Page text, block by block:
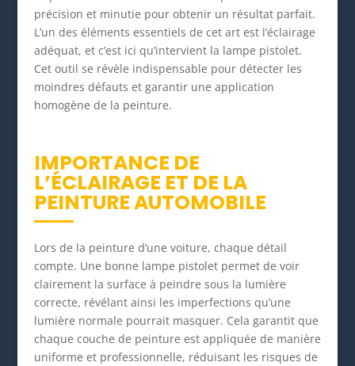
précision et minutie pour obtenir un résultat parfait.
L’un des éléments essentiels de cet art est l’éclairage
adéquat, et c’est ici qu’intervient la lampe pistolet.
Cet outil se révèle indispensable pour détecter les
moindres défauts et garantir une application
homogène de la peinture.
IMPORTANCE DE
L’ÉCLAIRAGE ET DE LA
PEINTURE AUTOMOBILE
Lors de la peinture d’une voiture, chaque détail
compte. Une bonne lampe pistolet permet de voir
clairement la surface à peindre sous la lumière
correcte, révélant ainsi les imperfections qu’une
lumière normale pourrait masquer. Cela garantit que
chaque couche de peinture est appliquée de manière
uniforme et professionnelle, réduisant les risques de